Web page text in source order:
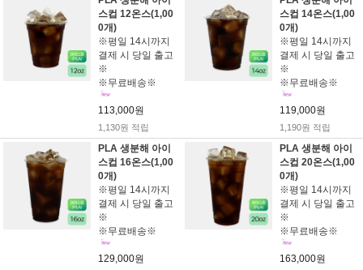
스컵 12온스(1,00
0개)
※평일 14시까지
결제 시 당일 출고
※
※무료배송※
113,000원
1,130원 적립
스컵 14온스(1,00
0개)
※평일 14시까지
결제 시 당일 출고
※
※무료배송※
119,000원
1,190원 적립
PLA 생분해 아이
스컵 16온스(1,00
0개)
※평일 14시까지
결제 시 당일 출고
※
※무료배송※
129,000원
PLA 생분해 아이
스컵 20온스(1,00
0개)
※평일 14시까지
결제 시 당일 출고
※
※무료배송※
163,000원